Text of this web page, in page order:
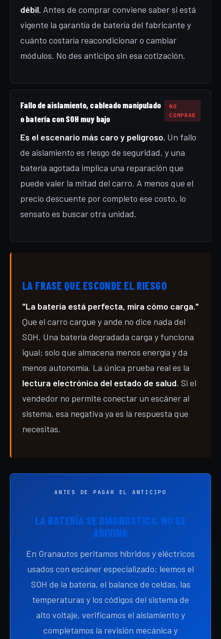
débil. Antes de comprar conviene saber si está
vigente la garantía de batería del fabricante y
cuánto costaría reacondicionar o cambiar
módulos. No des anticipo sin esa cotización.
Fallo de aislamiento, cableado manipulado
o batería con SOH muy bajo
NO
COMPRAR
Es el escenario más caro y peligroso. Un fallo
de aislamiento es riesgo de seguridad, y una
batería agotada implica una reparación que
puede valer la mitad del carro. A menos que el
precio descuente por completo ese costo, lo
sensato es buscar otra unidad.
LA FRASE QUE ESCONDE EL RIESGO
"La batería está perfecta, mira cómo carga."
Que el carro cargue y ande no dice nada del
SOH. Una batería degradada carga y funciona
igual; solo que almacena menos energía y da
menos autonomía. La única prueba real es la
lectura electrónica del estado de salud. Si el
vendedor no permite conectar un escáner al
sistema, esa negativa ya es la respuesta que
necesitas.
ANTES DE PAGAR EL ANTICIPO
LA BATERÍA SE DIAGNOSTICA, NO SE
ADIVINA
En Granautos peritamos híbridos y eléctricos
usados con escáner especializado: leemos el
SOH de la batería, el balance de celdas, las
temperaturas y los códigos del sistema de
alto voltaje, verificamos el aislamiento y
completamos la revisión mecánica y